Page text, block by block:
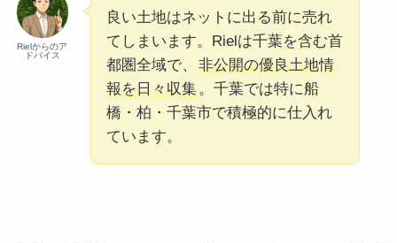
Rielからのア
ドバイス
良い土地はネットに出る前に売れ
てしまいます。Rielは千葉を含む首
都圏全域で、
非公開の優良土地情
報を日々収集。千葉では特に船
橋・柏・千葉市で積極的に仕入れ
ています。